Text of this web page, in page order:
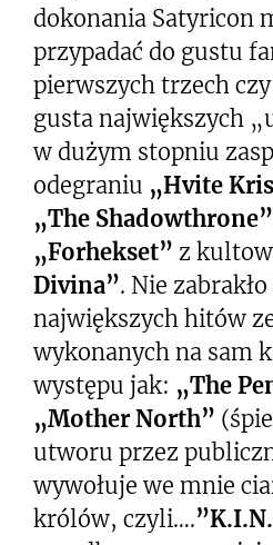
dokonania Satyricon
przypadać do gustu
pierwszych trzech
gusta największych
w dużym stopniu
odegraniu „Hvite
„The Shadowthrone”
„Forhekset” z
Divina”. Nie
największych hitów
wykonanych na sam
występu jak: „The
„Mother North”
utworu przez
wywołuje we mnie
królów, czyli….